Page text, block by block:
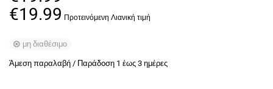
€19.99
μη διαθέσιμο
Άμεση παραλαβή / Παράδoση 1 έως 3 ημέρες